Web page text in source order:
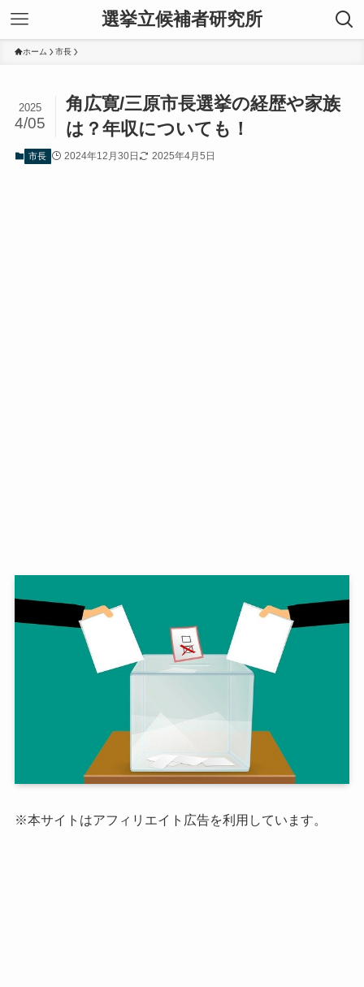
選挙立候補者研究所
ホーム 市長
角広寛/三原市長選挙の経歴や家族
は？年収についても！
2025
4/05
市長 2024年12月30日 2025年4月5日
※本サイトはアフィリエイト広告を利用しています。